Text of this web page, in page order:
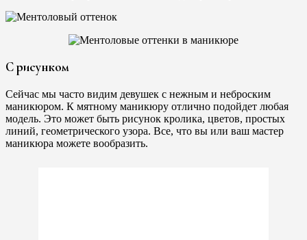
С рисунком
Сейчас мы часто видим девушек с нежным и неброским
маникюром. К мятному маникюру отлично подойдет любая
модель. Это может быть рисунок кролика, цветов, простых
линий, геометрического узора. Все, что вы или ваш мастер
маникюра можете вообразить.